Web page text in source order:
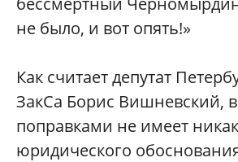
не было, и вот опять!»
Как считает депутат
ЗакСа Борис Вишневский,
поправками не имеет
юридического